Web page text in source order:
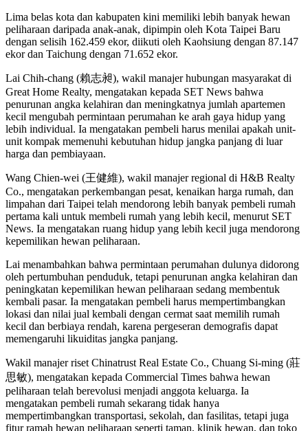
Lima belas kota dan kabupaten kini memiliki lebih banyak hewan
peliharaan daripada anak-anak, dipimpin oleh Kota Taipei Baru
dengan selisih 162.459 ekor, diikuti oleh Kaohsiung dengan 87.147
ekor dan Taichung dengan 71.652 ekor.
Lai Chih-chang (賴志昶), wakil manajer hubungan masyarakat di
Great Home Realty, mengatakan kepada SET News bahwa
penurunan angka kelahiran dan meningkatnya jumlah apartemen
kecil mengubah permintaan perumahan ke arah gaya hidup yang
lebih individual. Ia mengatakan pembeli harus menilai apakah unit-
unit kompak memenuhi kebutuhan hidup jangka panjang di luar
harga dan pembiayaan.
Wang Chien-wei (王健維), wakil manajer regional di H&B Realty
Co., mengatakan perkembangan pesat, kenaikan harga rumah, dan
limpahan dari Taipei telah mendorong lebih banyak pembeli rumah
pertama kali untuk membeli rumah yang lebih kecil, menurut SET
News. Ia mengatakan ruang hidup yang lebih kecil juga mendorong
kepemilikan hewan peliharaan.
Lai menambahkan bahwa permintaan perumahan dulunya didorong
oleh pertumbuhan penduduk, tetapi penurunan angka kelahiran dan
peningkatan kepemilikan hewan peliharaan sedang membentuk
kembali pasar. Ia mengatakan pembeli harus mempertimbangkan
lokasi dan nilai jual kembali dengan cermat saat memilih rumah
kecil dan berbiaya rendah, karena pergeseran demografis dapat
memengaruhi likuiditas jangka panjang.
Wakil manajer riset Chinatrust Real Estate Co., Chuang Si-ming (莊
思敏), mengatakan kepada Commercial Times bahwa hewan
peliharaan telah berevolusi menjadi anggota keluarga. Ia
mengatakan pembeli rumah sekarang tidak hanya
mempertimbangkan transportasi, sekolah, dan fasilitas, tetapi juga
fitur ramah hewan peliharaan seperti taman, klinik hewan, dan toko